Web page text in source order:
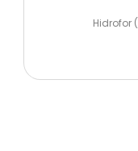
Hidrofor